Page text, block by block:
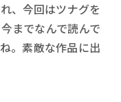
、今回はツナグを
までなんで読んで
。素敵な作品に出